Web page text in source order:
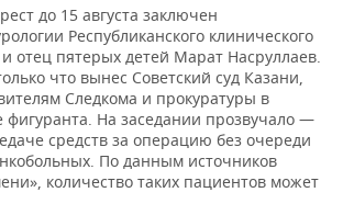
до 15 августа заключен
Республиканского клинического
отец пятерых детей Марат Насруллаев.
что вынес Советский суд Казани,
Следкома и прокуратуры в
фигуранта. На заседании прозвучало —
средств за операцию без очереди
По данным источников
количество таких пациентов может